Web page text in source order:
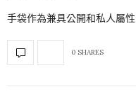
手袋作為兼具公開和私人屬
0 SHARES